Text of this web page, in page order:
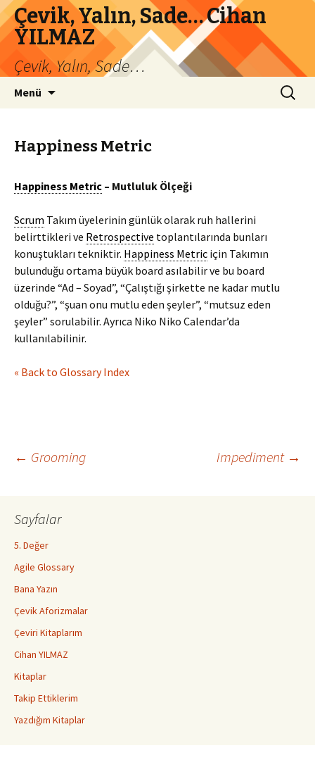
Çevik, Yalın, Sade… Cihan
YILMAZ
Çevik, Yalın, Sade…
Menü Arama:
Happiness Metric
Happiness Metric – Mutluluk Ölçeği
Scrum Takım üyelerinin günlük olarak ruh hallerini
belirttikleri ve Retrospective toplantılarında bunları
konuştukları tekniktir. Happiness Metric için Takımın
bulunduğu ortama büyük board asılabilir ve bu board
üzerinde “Ad – Soyad”, “Çalıştığı şirkette ne kadar mutlu
olduğu?”, “şuan onu mutlu eden şeyler”, “mutsuz eden
şeyler” sorulabilir. Ayrıca Niko Niko Calendar’da
kullanılabilinir.
« Back to Glossary Index
Yazı
dolaşımı
← Grooming Impediment →
Sayfalar
5. Değer
Agile Glossary
Bana Yazın
Çevik Aforizmalar
Çeviri Kitaplarım
Cihan YILMAZ
Kitaplar
Takip Ettiklerim
Yazdığım Kitaplar